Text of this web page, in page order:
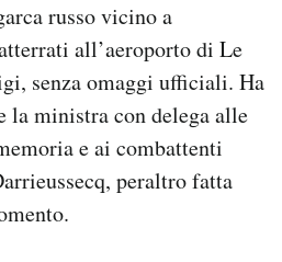
russo vicino a
all’aeroporto di Le
senza omaggi ufficiali. Ha
la ministra con delega alle
e ai combattenti
peraltro fatta